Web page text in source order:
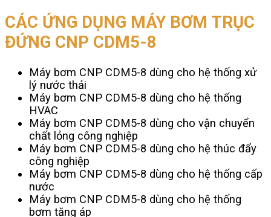
CÁC ỨNG DỤNG MÁY BƠM TRỤC
ĐỨNG CNP CDM5-8
Máy bơm CNP CDM5-8 dùng cho hệ thống xử
lý nước thải
Máy bơm CNP CDM5-8 dùng cho hệ thống
HVAC
Máy bơm CNP CDM5-8 dùng cho vận chuyển
chất lỏng công nghiệp
Máy bơm CNP CDM5-8 dùng cho hệ thúc đẩy
công nghiệp
Máy bơm CNP CDM5-8 dùng cho hệ thống cấp
nước
Máy bơm CNP CDM5-8 dùng cho hệ thống
bơm tăng áp